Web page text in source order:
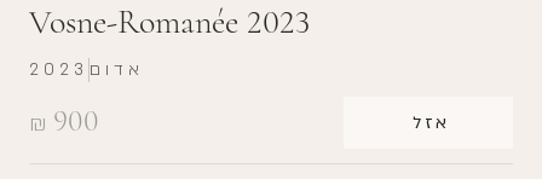
Vosne-Romanée 2023
₪ 900 אזל
2023 אדום